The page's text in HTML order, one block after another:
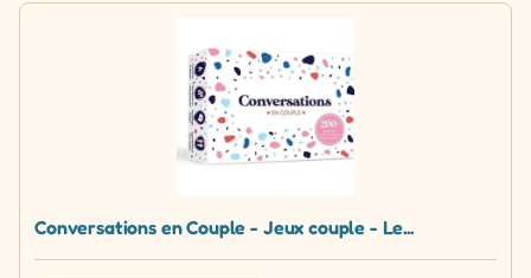
Conversations en Couple - Jeux couple - Le...